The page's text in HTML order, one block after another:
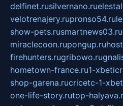
delfinet.rusilvernano.ru
velotrenajery.rupronso54.ru
show-pets.rusmartnews03.ru
miraclecoon.rupongup.ru
firehunters.rugribowo.ru
hometown-france.ru1-
shop-garena.rucricetc-1-
one-life-story.rutop-